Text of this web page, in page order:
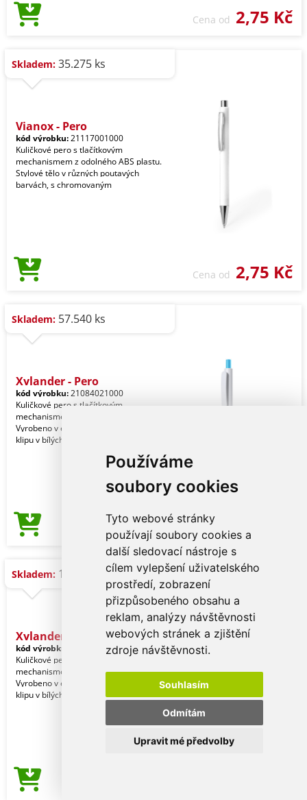
Používáme
soubory cookies
Tyto webové stránky
používají soubory cookies a
další sledovací nástroje s
cílem vylepšení uživatelského
prostředí, zobrazení
přizpůsobeného obsahu a
reklam, analýzy návštěvnosti
webových stránek a zjištění
zdroje návštěvnosti.
Souhlasím
Odmítám
Upravit mé předvolby
Cena od 2,75 Kč
Skladem: 35.275 ks
Vianox - Pero
kód výrobku:21117001000
Kuličkové pero s tlačítkovým
mechanismem z odolného ABS plastu.
Stylové tělo v různých poutavých
barvách, s chromovaným
Cena od 2,75 Kč
Skladem: 57.540 ks
Xylander - Pero
kód výrobku:21084021000
Kuličkové pero s tlačítkovým
mechanismem z odolného ABS plastu.
Vyrobeno v elegantní kombinaci těla a
klipu v bílých tón
Cena od 1,28 Kč
Skladem: 158.041 ks
Xylander - Pero
kód výrobku:
21084019000
Kuličkové pero s tlačítkovým
mechanismem z odolného ABS plastu.
Vyrobeno v elegantní kombinaci těla a
klipu v bílých tón